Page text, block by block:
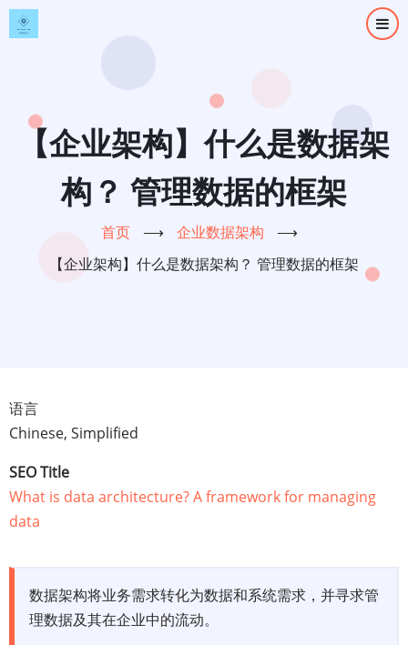
跳
转
【企业架构】什么是数据架
构？ 管理数据的框架
首页 ⟶ 企业数据架构
⟶
【企业架构】什么是数据架构？ 管理数据的框架
语言
Chinese, Simplified
SEO Title
What is data architecture? A framework for managing
data
数据架构将业务需求转化为数据和系统需求，并寻求管
理数据及其在企业中的流动。